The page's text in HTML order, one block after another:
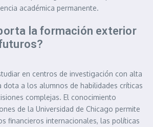
académica permanente.
la formación exterior
en centros de investigación con alta
dota a los alumnos de habilidades críticas
complejas. El conocimiento
de la Universidad de Chicago permite
financieros internacionales, las políticas